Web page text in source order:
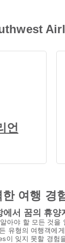
언
여행 경
서 꿈의 휴양
아야 할 모든 것을
유형의 여행객에
이 잊지 못할 경험